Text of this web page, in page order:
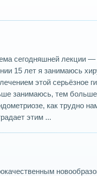
сегодняшней лекции —
15 лет я занимаюсь
этой серьёзное
занимаюсь, тем
как трудно
этим ...